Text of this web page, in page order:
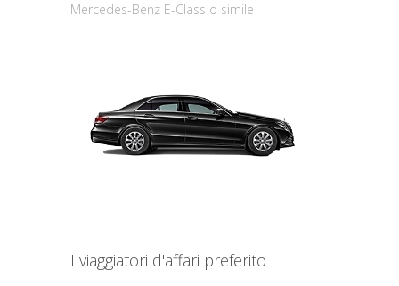
Mercedes-Benz E-Class o simile
I viaggiatori d'affari preferito